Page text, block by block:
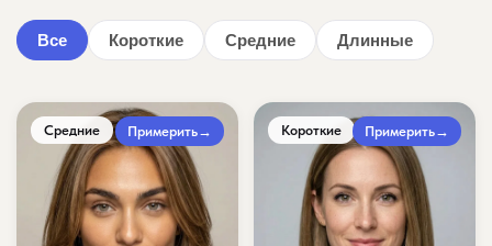
Все Короткие Средние Длинные
Средние Примерить→ Короткие Примерить→